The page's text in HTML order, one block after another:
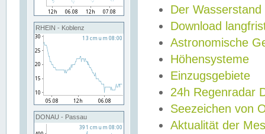
RHEIN - Koblenz
DONAU - Passau
Der Wasserstand
Download
Astronomische
Höhensysteme
Einzugsgebiete
24h Regenradar
Seezeichen von
Aktualität der